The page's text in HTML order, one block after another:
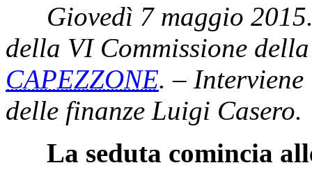
Giovedì 7 maggio
della VI Commissione
CAPEZZONE. –
delle finanze Luigi Casero.
La seduta comincia